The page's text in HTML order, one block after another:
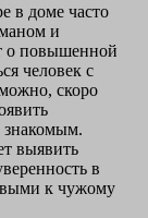
в доме часто
и
о повышенной
человек с
скоро
знакомым.
выявить
в
к чужому